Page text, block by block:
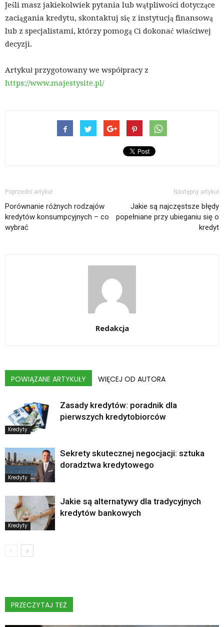
Jeśli masz jakiekolwiek pytania lub wątpliwości dotyczące
zaciągania kredytu, skontaktuj się z instytucją finansową
lub z specjalistami, którzy pomogą Ci dokonać właściwej
decyzji.
Artykuł przygotowany we współpracy z
https://www.majestysite.pl/
Poprzedni artykuł
Porównanie różnych rodzajów
kredytów konsumpcyjnych – co
wybrać
Następny artykuł
Jakie są najczęstsze błędy
popełniane przy ubieganiu się o
kredyt
Redakcja
POWIĄZANE ARTYKUŁY WIĘCEJ OD AUTORA
Kredyty
Zasady kredytów: poradnik dla
pierwszych kredytobiorców
Kredyty
Sekrety skutecznej negocjacji: sztuka
doradztwa kredytowego
Kredyty
Jakie są alternatywy dla tradycyjnych
kredytów bankowych
PRZECZYTAJ TEŻ